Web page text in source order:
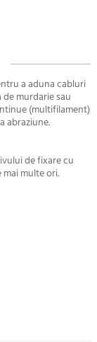
a aduna cabluri
murdarie sau
(multifilament)
abraziune.
de fixare cu
multe ori.